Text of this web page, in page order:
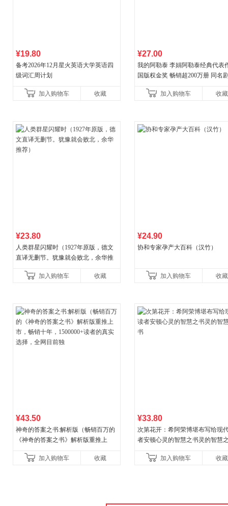
¥19.80
备考2026年12月星火英语大学英语四
级词汇周计划
加入购物车 收藏
¥27.00
我的阿勒泰 李娟阿勒泰经典代表
国版权金奖 畅销超200万册 同名
加入购物车
收藏
¥23.80
人类群星闪耀时（1927年原版，德文
直译无删节。犹豫就会败北，余华推
加入购物车
收藏
¥24.90
协和专家孕产大百科（汉竹）
加入购物车 收藏
¥43.50
神奇的答案之书:解析版（畅销百万的
《神奇的答案之书》解析版重推上
选择，全网目前独
加入购物车 收藏
¥33.80
次第花开：希阿荣博堪布写给现
者安顿心灵的智慧之书灵的智慧
加入购物车 收藏